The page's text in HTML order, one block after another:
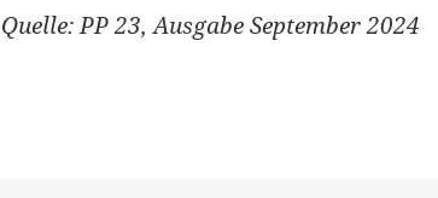
Quelle: PP 23, Ausgabe September 2024